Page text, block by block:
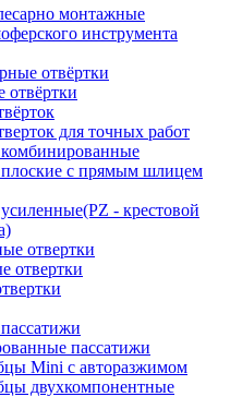
монтажные
инструмента
отвёртки
отвёртки
для точных работ
с прямым шлицем
- крестовой
отвертки
отвертки
пассатижи
Mini с авторазжимом
двухкомпонентные